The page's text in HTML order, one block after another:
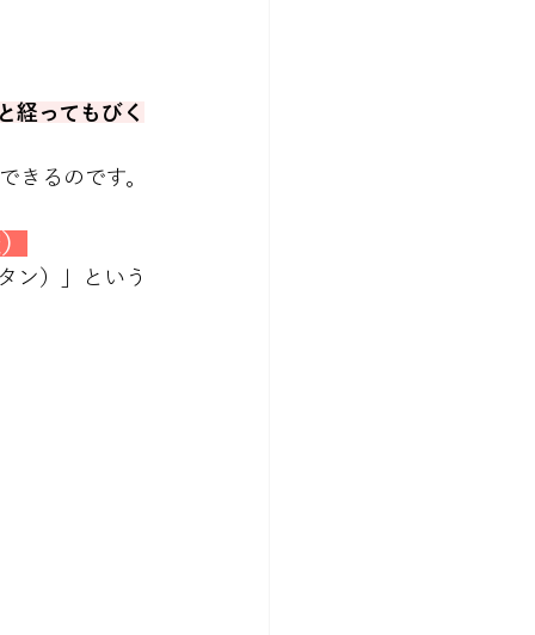
経ってもびく
きるのです。
ン）」という